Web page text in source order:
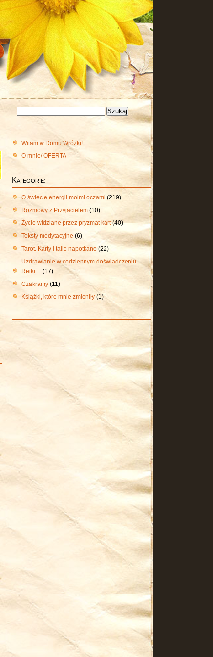
Witam w Domu Wróżki!
O mnie/ OFERTA
Kategorie:
O świecie energii moimi oczami (219)
Rozmowy z Przyjacielem (10)
Życie widziane przez pryzmat kart(40)
Teksty medytacyjne (6)
Tarot. Karty i talie napotkane (22)
Uzdrawianie w codziennym doświadczeniu.
Reiki… (17)
Czakramy (11)
Książki, które mnie zmieniły (1)